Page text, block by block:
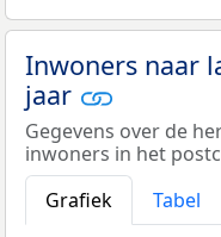
Inwoners naar
jaar
Gegevens over de
inwoners in het
Grafiek
Tabel